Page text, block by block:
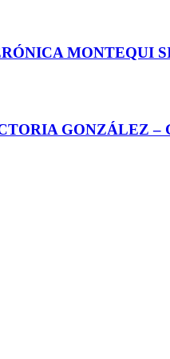
MONTEQUI
GONZÁLEZ